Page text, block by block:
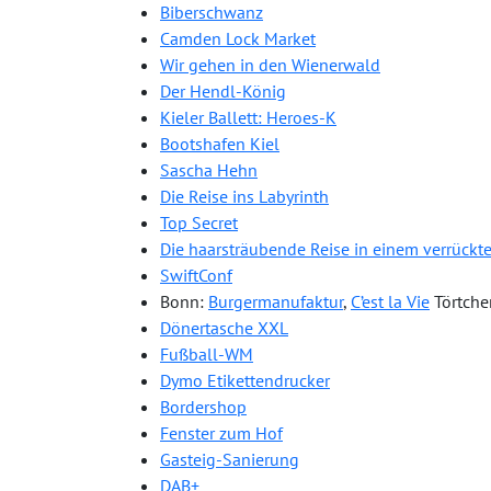
Biberschwanz
Camden Lock Market
Wir gehen in den Wienerwald
Der Hendl-König
Kieler Ballett: Heroes-K
Bootshafen Kiel
Sascha Hehn
Die Reise ins Labyrinth
Top Secret
Die haarsträubende Reise in einem
SwiftConf
Bonn: Burgermanufaktur, C’est la Vie
Dönertasche XXL
Fußball-WM
Dymo Etikettendrucker
Bordershop
Fenster zum Hof
Gasteig-Sanierung
DAB+